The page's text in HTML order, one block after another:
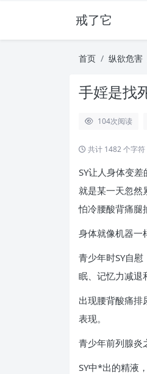
戒了它
首页 纵欲危害
手婬是找
104次阅读
共计 1482 个字符
SY让人身体变
就是某一天忽然
怕冷腰酸背痛腿
身体就像机器一
青少年时SY自
眠、记忆力减退
出现腰背酸痛排
表现。
青少年前列腺炎
SY中*出的精液